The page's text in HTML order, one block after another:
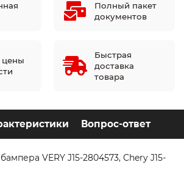
Полный пакет
документов
цены
Быстрая
доставка
товара
Вопрос-ответ
VERY J15-2804573, Chery J15-